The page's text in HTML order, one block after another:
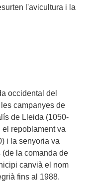
l'avicultura i la
occidental del
campanyes de
de Lleida (1050-
repoblament va
i la senyoria va
la comanda de
canvià el nom
fins al 1988.